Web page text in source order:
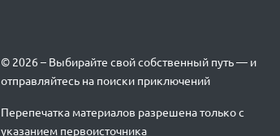
© 2026 – Выбирайте свой собственный путь — и
отправляйтесь на поиски приключений
Перепечатка материалов разрешена только с
указанием первоисточника